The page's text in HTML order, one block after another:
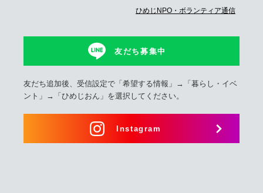
ひめじNPO・ボランティア通信
友だち募集中
友だち追加後、受信設定で「希望する情報」→「暮らし・イベ
ント」→「ひめじおん」を選択してください。
Instagram